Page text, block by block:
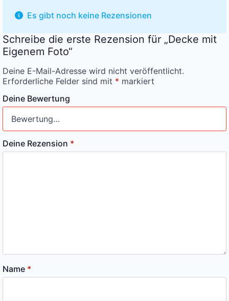
Es gibt noch keine Rezensionen
Schreibe die erste Rezension für „Decke mit
Eigenem Foto“
Deine E-Mail-Adresse wird nicht veröffentlicht.
Erforderliche Felder sind mit * markiert
Deine Bewertung
Deine Rezension *
Name *